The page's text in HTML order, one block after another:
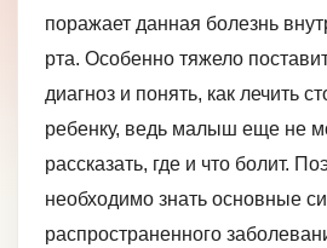
поражает данная болезнь
рта. Особенно тяжело
диагноз и понять, как лечить
ребенку, ведь малыш еще не
рассказать, где и что болит.
необходимо знать основные
распространенного